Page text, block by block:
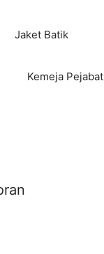
Jaket Batik
Kemeja Pejabat